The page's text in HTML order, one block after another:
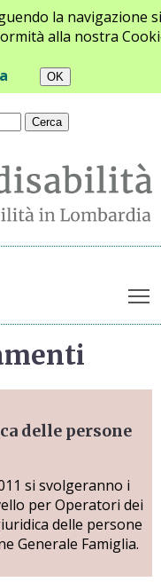
la navigazione si
alla nostra
Contatti
delle persone
si svolgeranno i
per Operatori dei
delle persone
Generale Famiglia.